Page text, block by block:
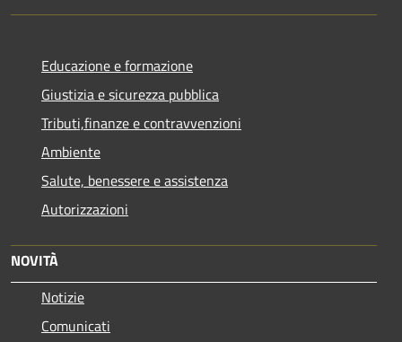
Educazione e formazione
Giustizia e sicurezza pubblica
Tributi,finanze e contravvenzioni
Ambiente
Salute, benessere e assistenza
Autorizzazioni
NOVITÀ
Notizie
Comunicati